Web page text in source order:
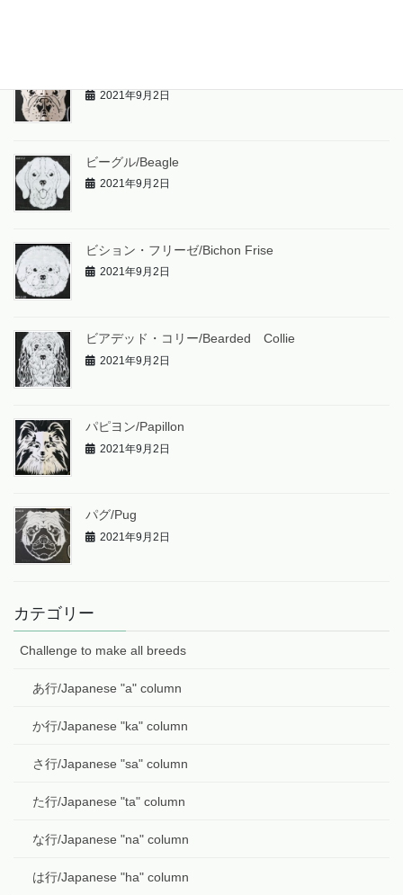
2021年9月2日
ビーグル/Beagle
2021年9月2日
ビション・フリーゼ/Bichon Frise
2021年9月2日
ビアデッド・コリー/Bearded Collie
2021年9月2日
パピヨン/Papillon
2021年9月2日
パグ/Pug
2021年9月2日
カテゴリー
Challenge to make all breeds
あ行/Japanese "a" column
か行/Japanese "ka" column
さ行/Japanese "sa" column
た行/Japanese "ta" column
な行/Japanese "na" column
は行/Japanese "ha" column